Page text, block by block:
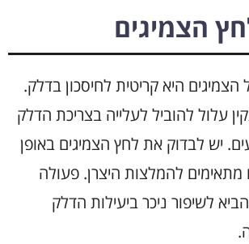
הצמיגים
היא קריטית לחיסכון בדלק.
עלול להוביל לעלייה בצריכת הדלק
יש לבדוק את לחץ הצמיגים באופן
מתאימים להמלצות היצרן. פעולה
לשיפור ניכר ביעילות הדלק